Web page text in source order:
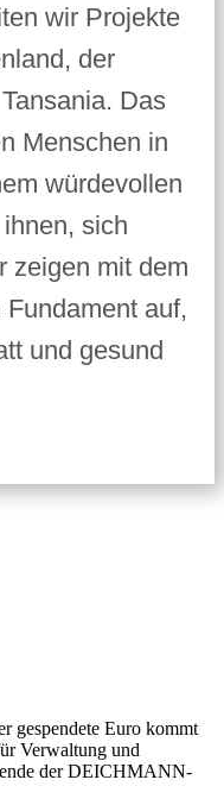
wir Projekte
der
Das
Menschen in
würdevollen
sich
zeigen mit dem
auf,
und gesund
gespendete Euro kommt
Verwaltung und
der DEICHMANN-